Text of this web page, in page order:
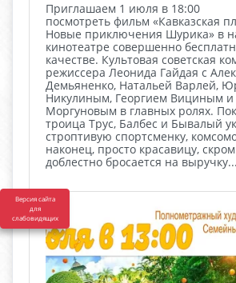
Версия сайта
для
слабовидящих
Приглашаем 1 июля в 18:00
посмотреть фильм «Кавказская
Новые приключения Шурика» в
кинотеатре совершенно
качестве. Культовая советская
режиссера Леонида Гайдая с
Демьяненко, Натальей Варлей,
Никулиным, Георгием Вициным и
Моргуновым в главных ролях.
троица Трус, Балбес и Бывалый
строптивую спортсменку,
наконец, просто красавицу,
доблестно бросается на выручку...